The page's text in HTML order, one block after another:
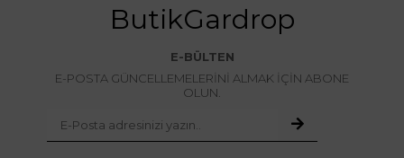
ButikGardrop
E-BÜLTEN
E-POSTA GÜNCELLEMELERİNİ ALMAK İÇİN ABONE
OLUN.